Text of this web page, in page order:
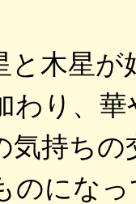
木星が
わり、
気持ち
のにな